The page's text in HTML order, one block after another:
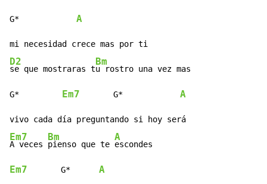
G* A
D2
se que mostraras t
Bm
u rostro una vez mas
G* Em7
       G*
A
Em7
A veces
Bm
pienso que te
A
Em7
       G*
A